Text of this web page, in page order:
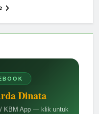
Dinata
KBM App — klik untuk